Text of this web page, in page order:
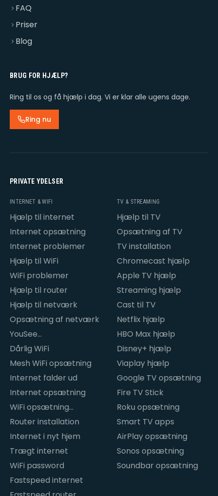
FAQ
Priser
Blog
BRUG FOR HJÆLP?
Ring til os og få hjælp i dag. Vi er klar alle ugens dage.
Ring nu
PRIVATE YDELSER
INTERNET & WIFI
Hjælp til internet
Internet opsætning
Internet problemer
Hjælp til WiFi
WiFi problemer
Hjælp til router
Hjælp til netværk
Opsætning af netværk
YouSee
internetproblemer
Dårlig WiFi
Mesh WiFi opsætning
Internet falder ud
Internet opsætning
WiFi opsætning
hjemme
Router installation
Internet i nyt hjem
Trægt internet
WiFi password
Fastspeed internet
TV & STREAMING
Hjælp til TV
Opsætning af TV
TV installation
Chromecast hjælp
Apple TV hjælp
Streaming hjælp
Cast til TV
Netflix hjælp
HBO Max hjælp
Disney+ hjælp
Viaplay hjælp
Google TV opsætning
Fire TV Stick
Roku opsætning
Smart TV apps
AirPlay opsætning
Sonos opsætning
Soundbar opsætning